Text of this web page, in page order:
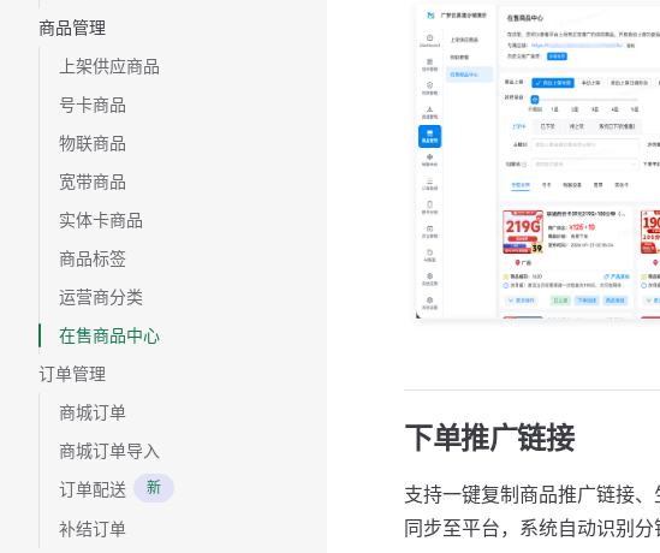
商品管理
上架供应商品
号卡商品
物联商品
宽带商品
实体卡商品
商品标签
运营商分类
在售商品中心
订单管理
商城订单
商城订单导入
订单配送
新
补结订单
下单推广链接
支持一键复制商品推广链接
同步至平台，系统自动识别分